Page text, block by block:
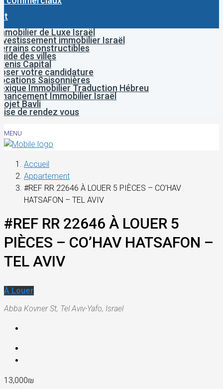
de Luxe Israël
immobilier Israël
constructibles
des villes
Capital
votre candidature
Saisonnières
Immobilier Traduction Hébreu
Immobilier Israël
Bavli
de rendez vous
MENU
Accueil
Appartement
#REF RR 22646 À LOUER 5 PIÈCES – CO’HAV
HATSAFON – TEL AVIV
#REF RR 22646 À LOUER 5
PIÈCES – CO’HAV HATSAFON –
TEL AVIV
À Louer
Abba Kovner St, Tel Aviv-Yafo, Israel
13,000₪